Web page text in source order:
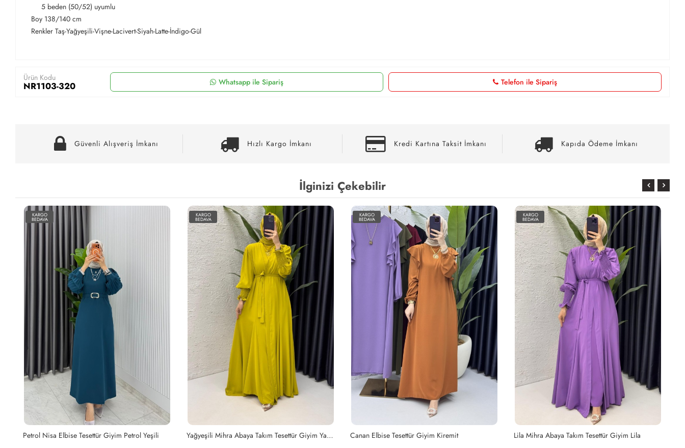
5 beden (50/52) uyumlu
Boy 138/140 cm
Renkler Taş-Yağyeşili-Vişne-Lacivert-Siyah-Latte-İndigo-Gül
Ürün Kodu
NR1103-320 Whatsapp ile Sipariş Telefon ile Sipariş
Güvenli Alışveriş İmkanı Hızlı Kargo İmkanı Kredi Kartına Taksit İmkanı Kapıda Ödeme İmkanı
İlginizi Çekebilir
KARGO
BEDAVA
KARGO
BEDAVA
Canan Elbise Tesettür Giyim Kiremit
KARGO
BEDAVA
Lila Mihra Abaya Takım Tesettür Giyim Lila
KARGO
BEDAVA